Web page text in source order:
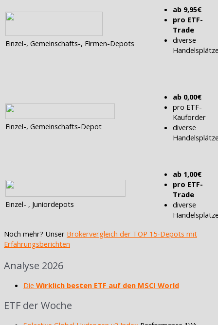
Einzel-, Gemeinschafts-, Firmen-Depots
ab 9,95€
pro ETF-
Trade
diverse
Einzel-, Gemeinschafts-Depot
ab 0,00€
pro ETF-
Kauforder
diverse
Einzel- , Juniordepots
ab 1,00€
pro ETF-
Trade
diverse
Noch mehr? Unser Brokervergleich der TOP 15-Depots mit
Erfahrungsberichten
Analyse 2026
Die Wirklich besten ETF auf den MSCI World
ETF der Woche